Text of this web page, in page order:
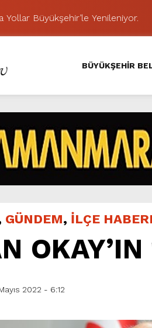
Yollar Büyükşehir’le Yenileniyor.
Dulkadiroğlu Kırsalında 45
Bisiklet Yarışması’nda İkinci Etap
Gazneliler Caddesi’nde Son Kat
Dulkadiroğlu Hacı Murat
Dulkadiroğlu Kırsalına Değer
Ağustos Fuarı’nda Eğlence ve
Kavşağı Yeni Düzenlemeyle
KAFUM’da Müzik Ziyafeti
Hacı Murat Caddesi’nde Büyük
BÜYÜKŞEHİR
GÜNDEM, İLÇE
2022 - 6:12